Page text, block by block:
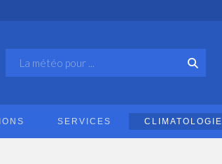
SERVICES CLIMATOLOGIE